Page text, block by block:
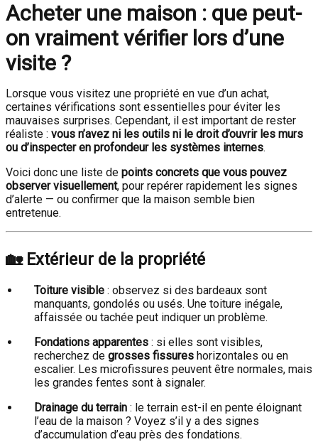
Acheter une maison : que peut-
on vraiment vérifier lors d’une
visite ?
Lorsque vous visitez une propriété en vue d’un achat,
certaines vérifications sont essentielles pour éviter les
mauvaises surprises. Cependant, il est important de rester
réaliste : vous n’avez ni les outils ni le droit d’ouvrir les murs
ou d’inspecter en profondeur les systèmes internes.
Voici donc une liste de points concrets que vous pouvez
observer visuellement, pour repérer rapidement les signes
d’alerte — ou confirmer que la maison semble bien
entretenue.
🏡 Extérieur de la propriété
Toiture visible : observez si des bardeaux sont
manquants, gondolés ou usés. Une toiture inégale,
affaissée ou tachée peut indiquer un problème.
Fondations apparentes : si elles sont visibles,
recherchez de grosses fissures horizontales ou en
escalier. Les microfissures peuvent être normales, mais
les grandes fentes sont à signaler.
Drainage du terrain : le terrain est-il en pente éloignant
l’eau de la maison ? Voyez s’il y a des signes
d’accumulation d’eau près des fondations.